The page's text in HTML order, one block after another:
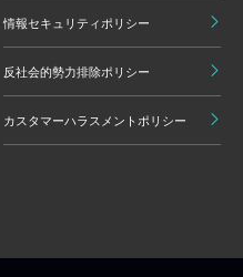
情報セキュリティポリシー
反社会的勢力排除ポリシー
カスタマーハラスメントポリシー